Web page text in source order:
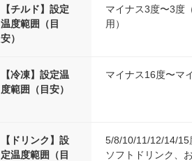
【チルド】設定
温度範囲（目
安）
マイナス3度〜3度
用）
【冷凍】設定温
度範囲（目安）
マイナス16度〜マ
【ドリンク】設
定温度範囲（目
5/8/10/11/12/14/15
ソフトドリンク、